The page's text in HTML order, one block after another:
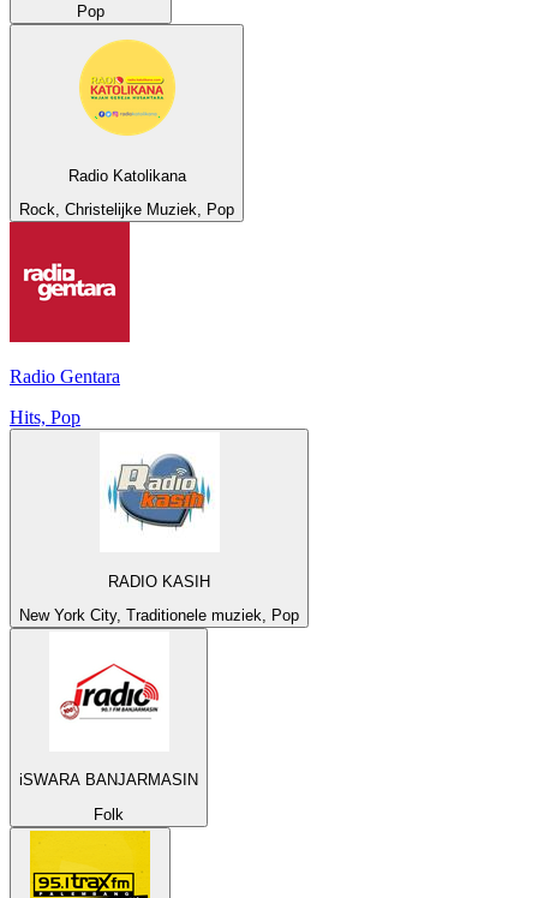
Pop
Radio Katolikana
Rock, Christelijke Muziek, Pop
Radio Gentara
Hits, Pop
RADIO KASIH
New York City, Traditionele muziek, Pop
iSWARA BANJARMASIN
Folk